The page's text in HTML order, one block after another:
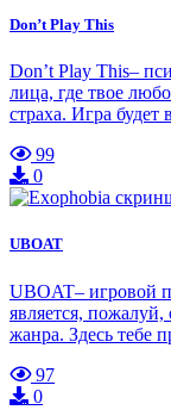
Don’t Play This
Don’t Play This–
лица, где твое
страха. Игра будет
99
0
UBOAT
UBOAT– игровой
является,
жанра. Здесь тебе
97
0